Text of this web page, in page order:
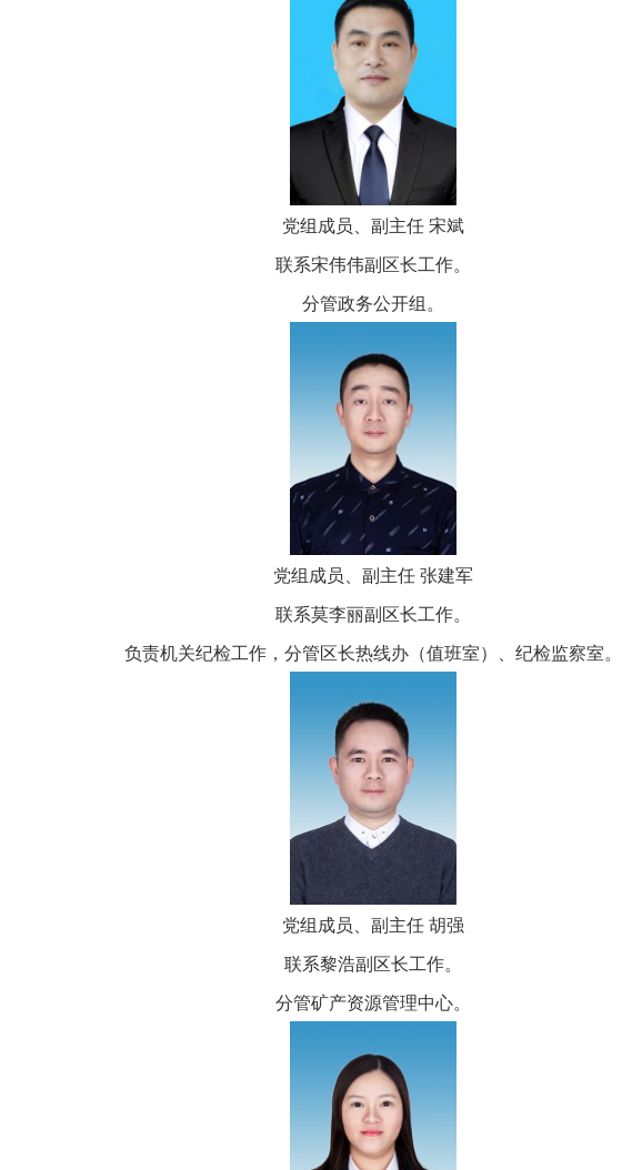
党组成员、副主任 宋斌
联系宋伟伟副区长工作。
分管政务公开组。
党组成员、副主任 张建军
联系莫李丽副区长工作。
负责机关纪检工作，分管区长热线办（值班室）、纪检监察室。
党组成员、副主任 胡强
联系黎浩副区长工作。
分管矿产资源管理中心。